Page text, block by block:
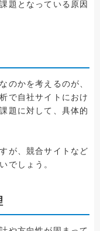
題となっている原因
のかを考えるのが、
で自社サイトにおけ
題に対して、具体的
が、競合サイトなど
でしょう。